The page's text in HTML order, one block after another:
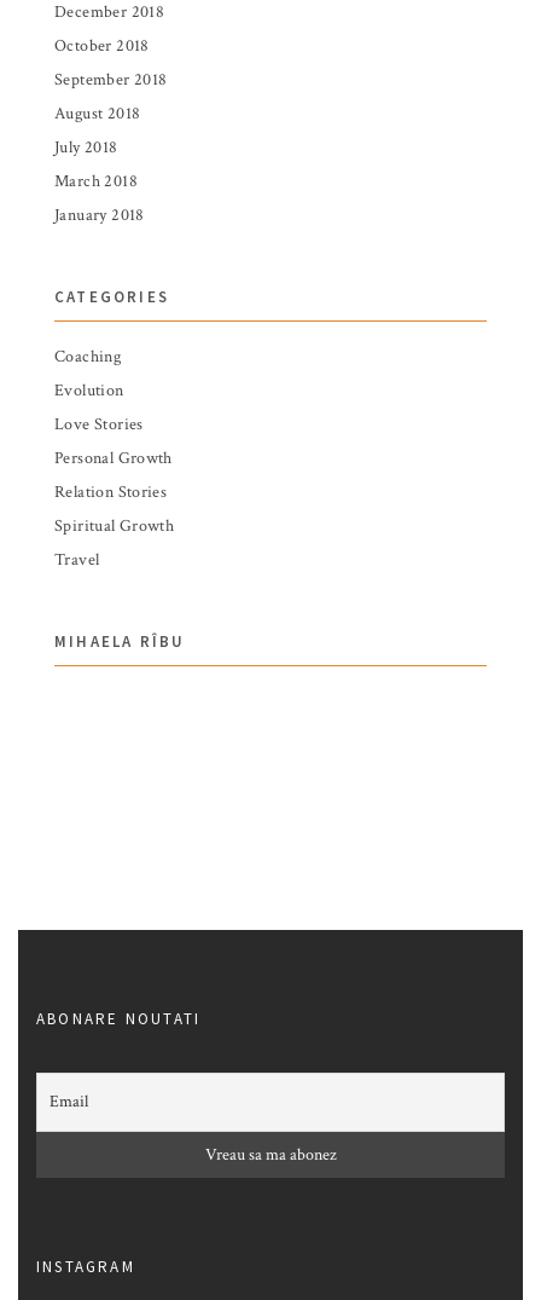
December 2018
October 2018
September 2018
August 2018
July 2018
March 2018
January 2018
CATEGORIES
Coaching
Evolution
Love Stories
Personal Growth
Relation Stories
Spiritual Growth
Travel
MIHAELA RÎBU
ABONARE NOUTATI
INSTAGRAM